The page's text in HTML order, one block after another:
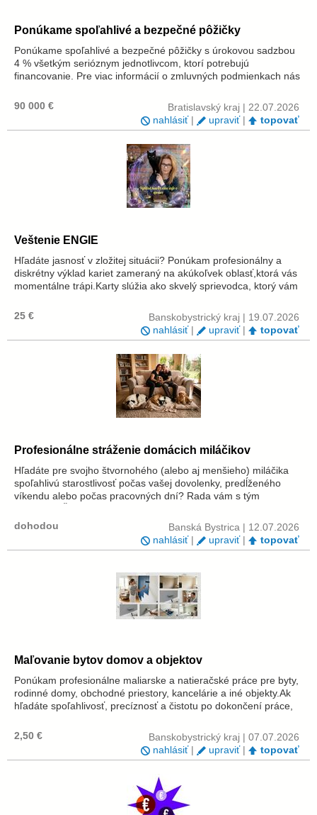
Ponúkame spoľahlivé a bezpečné pôžičky
Ponúkame spoľahlivé a bezpečné pôžičky s úrokovou sadzbou
4 % všetkým serióznym jednotlivcom, ktorí potrebujú
financovanie. Pre viac informácií o zmluvných podmienkach nás
90 000 €
Bratislavský kraj | 22.07.2026
nahlásiť| upraviť| topovať
Veštenie ENGIE
Hľadáte jasnosť v zložitej situácii? Ponúkam profesionálny a
diskrétny výklad kariet zameraný na akúkoľvek oblasť,ktorá vás
momentálne trápi.Karty slúžia ako skvelý sprievodca, ktorý vám
Robím aj v...
25 €
Banskobystrický kraj | 19.07.2026
nahlásiť| upraviť| topovať
Profesionálne stráženie domácich miláčikov
Hľadáte pre svojho štvornohého (alebo aj menšieho) miláčika
spoľahlivú starostlivosť počas vašej dovolenky, predĺženého
víkendu alebo počas pracovných dní? Rada vám s tým
Bezpečné a priateľské prostredie s p...
dohodou
Banská Bystrica | 12.07.2026
nahlásiť| upraviť| topovať
Maľovanie bytov domov a objektov
Ponúkam profesionálne maliarske a natieračské práce pre byty,
rodinné domy, obchodné priestory, kancelárie a iné objekty.Ak
hľadáte spoľahlivosť, precíznosť a čistotu po dokončení práce,
vašich p...
2,50 €
Banskobystrický kraj | 07.07.2026
nahlásiť| upraviť| topovať